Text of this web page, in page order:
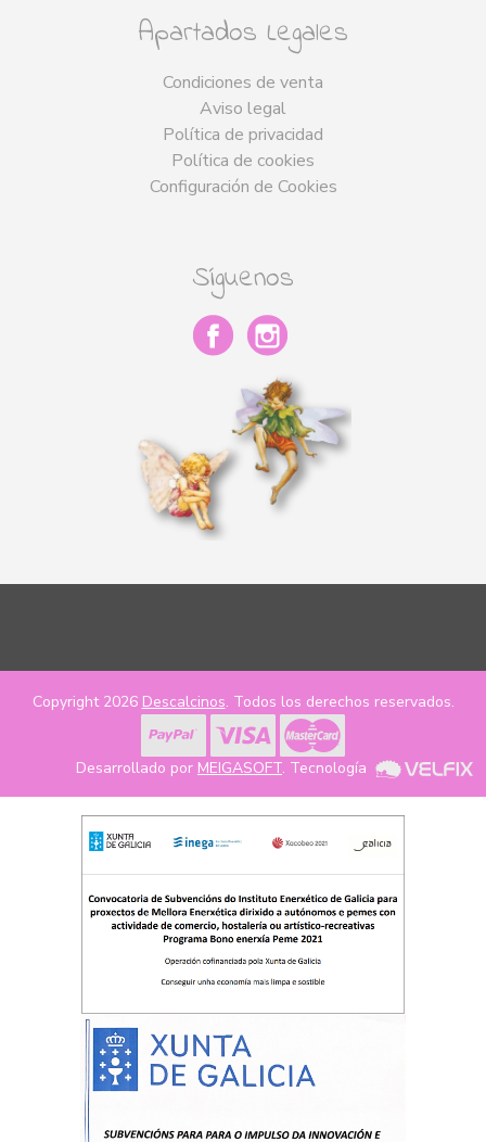
Apartados Legales
Condiciones de venta
Aviso legal
Política de privacidad
Política de cookies
Configuración de Cookies
Síguenos
Copyright 2026 Descalcinos. Todos los derechos reservados.
Desarrollado por MEIGASOFT. Tecnología